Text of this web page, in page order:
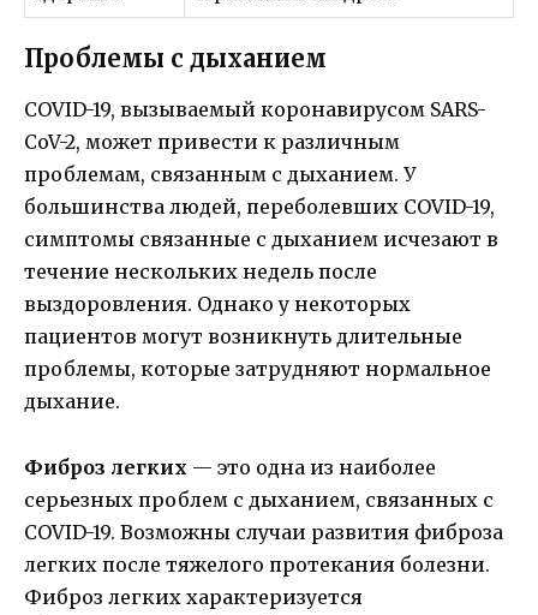
Проблемы с дыханием
COVID-19, вызываемый коронавирусом SARS-
CoV-2, может привести к различным
проблемам, связанным с дыханием. У
большинства людей, переболевших COVID-19,
симптомы связанные с дыханием исчезают в
течение нескольких недель после
выздоровления. Однако у некоторых
пациентов могут возникнуть длительные
проблемы, которые затрудняют нормальное
дыхание.
Фиброз легких — это одна из наиболее
серьезных проблем с дыханием, связанных с
COVID-19. Возможны случаи развития фиброза
легких после тяжелого протекания болезни.
Фиброз легких характеризуется